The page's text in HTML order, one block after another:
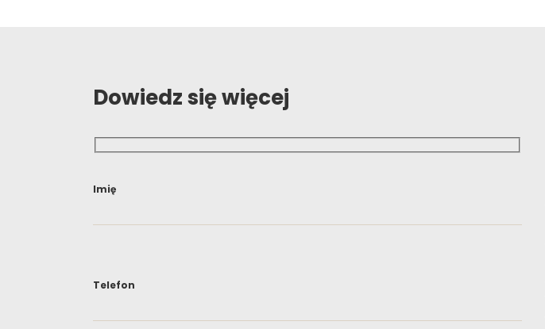
Dowiedz się więcej
Imię
Telefon